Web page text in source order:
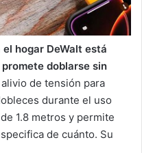
hogar DeWalt está
doblarse sin
de tensión para
durante el uso
1.8 metros y permite
de cuánto. Su